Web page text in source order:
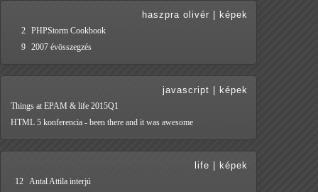
haszpra olivér képek
2 PHPStorm Cookbook
9 2007 évösszegzés
javascript képek
Things at EPAM & life 2015Q1
HTML 5 konferencia - been there and it was awesome
life képek
12 Antal Attila interjú